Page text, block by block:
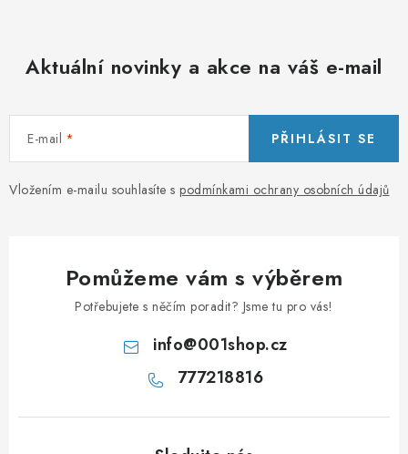
Aktuální novinky a akce na váš e-mail
E-mail
Vložením e-mailu souhlasíte s podmínkami ochrany osobních údajů
PŘIHLÁSIT SE
Pomůžeme vám s výběrem
Potřebujete s něčím poradit? Jsme tu pro vás!
info@001shop.cz
777218816